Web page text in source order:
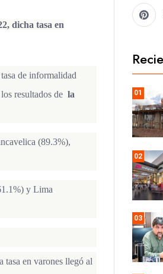
dicha tasa en
de informalidad
resultados de la
(89.3%),
y Lima
tasa en varones llegó al
01
02
03